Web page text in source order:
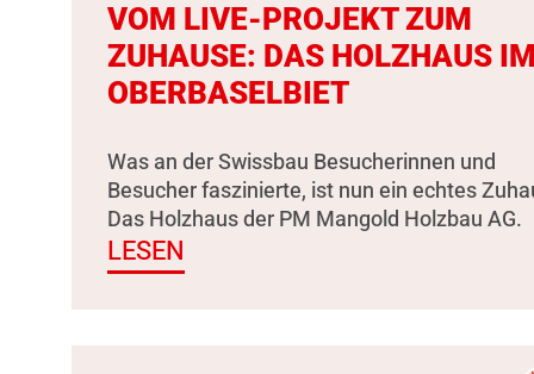
VOM LIVE-PROJEKT ZUM
ZUHAUSE: DAS HOLZHAUS
OBERBASELBIET
Was an der Swissbau Besucherinnen und
Besucher faszinierte, ist nun ein echtes
Das Holzhaus der PM Mangold Holzbau AG.
LESEN